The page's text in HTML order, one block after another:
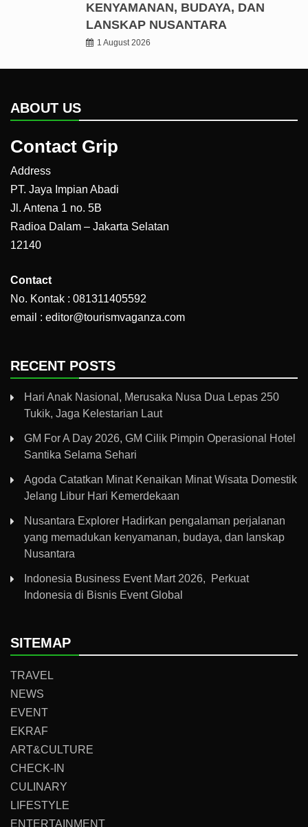
KENYAMANAN, BUDAYA, DAN
LANSKAP NUSANTARA
1 August 2026
ABOUT US
Contact Grip
Address
PT. Jaya Impian Abadi
Jl. Antena 1 no. 5B
Radioa Dalam – Jakarta Selatan
12140
Contact
No. Kontak : 081311405592
email : editor@tourismvaganza.com
RECENT POSTS
Hari Anak Nasional, Merusaka Nusa Dua Lepas 250
Tukik, Jaga Kelestarian Laut
GM For A Day 2026, GM Cilik Pimpin Operasional Hotel
Santika Selama Sehari
Agoda Catatkan Minat Kenaikan Minat Wisata Domestik
Jelang Libur Hari Kemerdekaan
Nusantara Explorer Hadirkan pengalaman perjalanan
yang memadukan kenyamanan, budaya, dan lanskap
Nusantara
Indonesia Business Event Mart 2026, Perkuat
Indonesia di Bisnis Event Global
SITEMAP
TRAVEL
NEWS
EVENT
EKRAF
ART&CULTURE
CHECK-IN
CULINARY
LIFESTYLE
ENTERTAINMENT